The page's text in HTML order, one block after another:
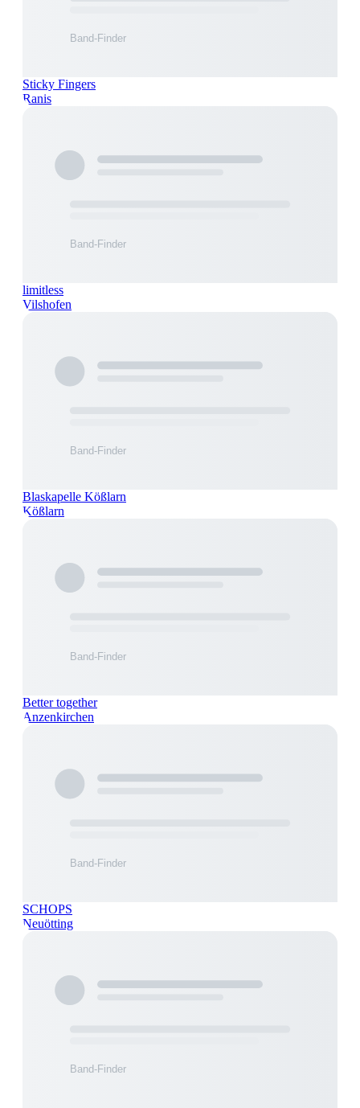
Sticky Fingers
Ranis
limitless
Vilshofen
Blaskapelle Kößlarn
Kößlarn
Better together
Anzenkirchen
SCHOPS
Neuötting